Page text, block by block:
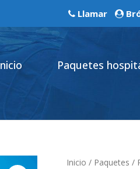
Llamar
Paquetes
Inicio / Paquetes /